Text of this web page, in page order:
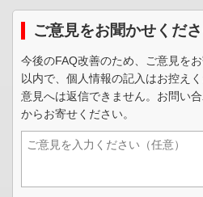
ご意見をお聞かせくだ
今後のFAQ改善のため、ご意見を
以内で、個人情報の記入はお控え
意見へは返信できません。お問い
からお寄せください。